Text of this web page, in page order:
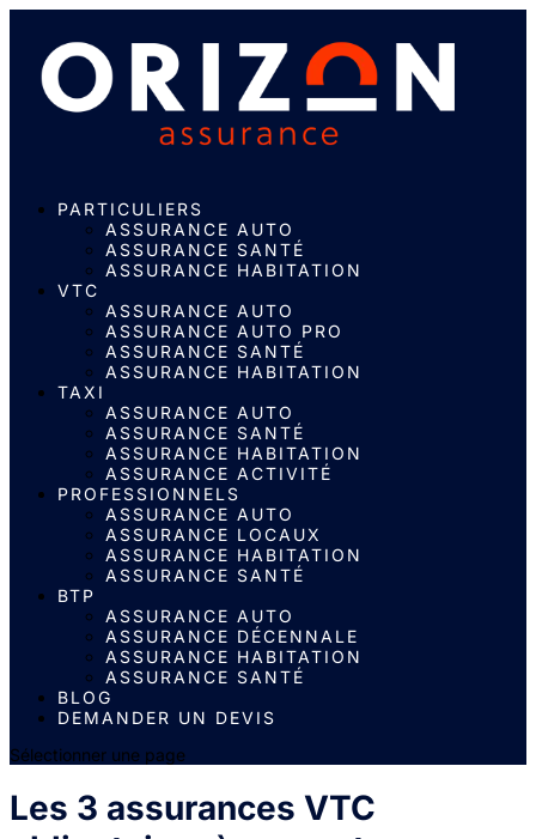
PARTICULIERS
ASSURANCE AUTO
ASSURANCE SANTÉ
ASSURANCE HABITATION
VTC
ASSURANCE AUTO
ASSURANCE AUTO PRO
ASSURANCE SANTÉ
ASSURANCE HABITATION
TAXI
ASSURANCE AUTO
ASSURANCE SANTÉ
ASSURANCE HABITATION
ASSURANCE ACTIVITÉ
PROFESSIONNELS
ASSURANCE AUTO
ASSURANCE LOCAUX
ASSURANCE HABITATION
ASSURANCE SANTÉ
BTP
ASSURANCE AUTO
ASSURANCE DÉCENNALE
ASSURANCE HABITATION
ASSURANCE SANTÉ
BLOG
DEMANDER UN DEVIS
Sélectionner une page
Les 3 assurances VTC